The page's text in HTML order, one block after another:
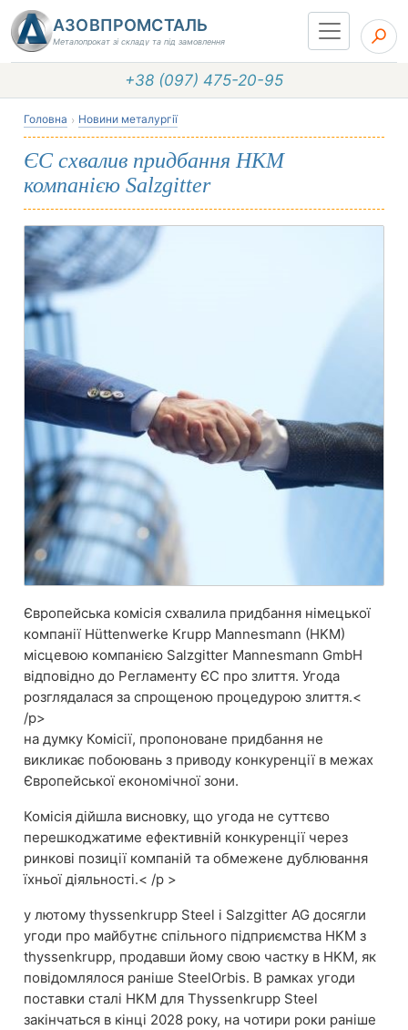
АЗОВПРОМСТАЛЬ
Металопрокат зі складу та під замовлення
+38 (097) 475-20-95
Головна Новини металургії
ЄС схвалив придбання HKM
компанією Salzgitter
Європейська комісія схвалила придбання німецької
компанії Hüttenwerke Krupp Mannesmann (HKM)
місцевою компанією Salzgitter Mannesmann GmbH
відповідно до Регламенту ЄС про злиття. Угода
розглядалася за спрощеною процедурою злиття.<
/p>
на думку Комісії, пропоноване придбання не
викликає побоювань з приводу конкуренції в межах
Європейської економічної зони.
Комісія дійшла висновку, що угода не суттєво
перешкоджатиме ефективній конкуренції через
ринкові позиції компаній та обмежене дублювання
їхньої діяльності.< /p >
у лютому thyssenkrupp Steel і Salzgitter AG досягли
угоди про майбутнє спільного підприємства HKM з
thyssenkrupp, продавши йому свою частку в HKM, як
повідомлялося раніше SteelOrbis. В рамках угоди
поставки сталі HKM для Thyssenkrupp Steel
закінчаться в кінці 2028 року, на чотири роки раніше